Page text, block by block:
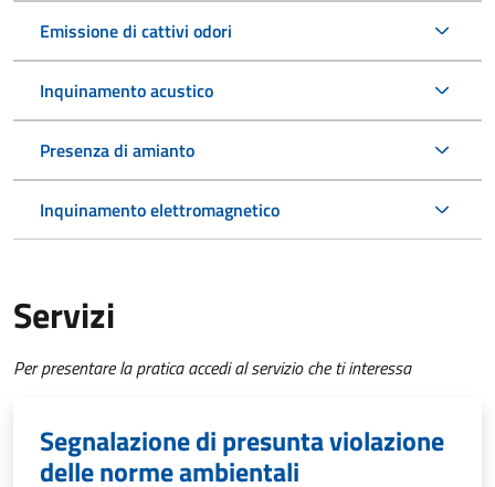
Emissione di cattivi odori
Inquinamento acustico
Presenza di amianto
Inquinamento elettromagnetico
Servizi
Per presentare la pratica accedi al servizio che ti interessa
Segnalazione di presunta violazione
delle norme ambientali